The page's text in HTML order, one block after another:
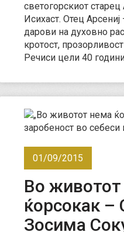
светогорскиот
Исихаст. Отец
дарови на духовно
кротост,
Речиси цели 40
01/09/2015
Во
ќорсокак –
Зосима